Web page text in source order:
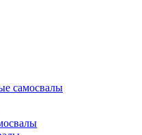
самосвалы